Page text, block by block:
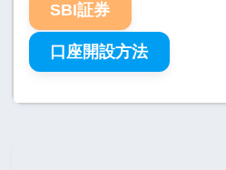
SBI証券
口座開設方法